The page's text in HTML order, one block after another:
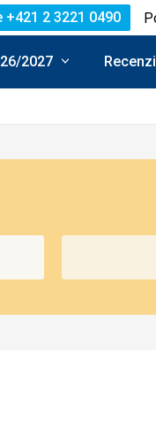
+421 2 3221 0490
2027